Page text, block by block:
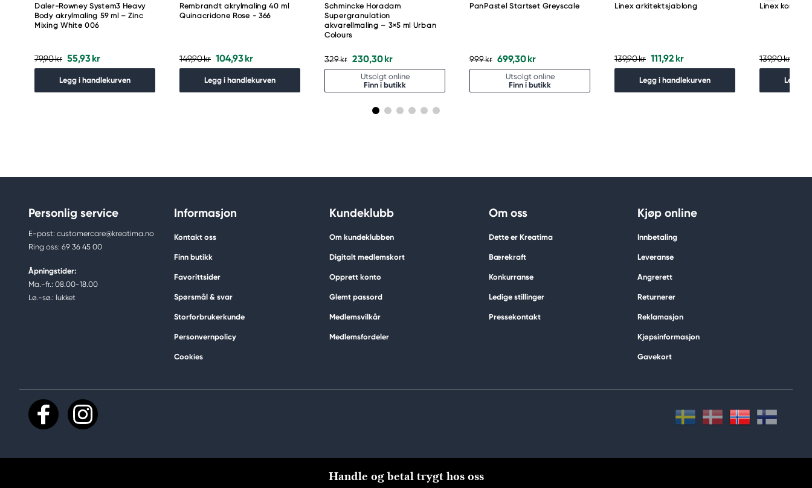
Daler-Rowney System3 Heavy
Body akrylmaling 59 ml – Zinc
Mixing White 006
79,90 kr 55,93 kr
Legg i handlekurven
Rembrandt akrylmaling 40 ml
Quinacridone Rose - 366
149,90 kr 104,93 kr
Legg i handlekurven
Schmincke Horadam
Supergranulation
akvarellmaling – 3×5 ml Urban
Colours
329 kr 230,30 kr
Utsolgt online
Finn i butikk
PanPastel Startset Greyscale
999 kr 699,30 kr
Utsolgt online
Finn i butikk
Linex arkitektsjablong
139,90 kr 111,92 kr
Legg i handlekurven
Linex
139,90 kr
Legg i
Personlig service
E-post: customercare@kreatima.no
Ring oss: 69 36 45 00
Åpningstider:
Ma.-fr.: 08.00-18.00
Lø.-sø.: lukket
Informasjon
Kontakt oss
Finn butikk
Favorittsider
Spørsmål & svar
Storforbrukerkunde
Personvernpolicy
Cookies
Kundeklubb
Om kundeklubben
Digitalt medlemskort
Opprett konto
Glemt passord
Medlemsvilkår
Medlemsfordeler
Om oss
Dette er Kreatima
Bærekraft
Konkurranse
Ledige stillinger
Pressekontakt
Kjøp online
Innbetaling
Leveranse
Angrerett
Returnerer
Reklamasjon
Kjøpsinformasjon
Gavekort
Handle og betal trygt hos oss